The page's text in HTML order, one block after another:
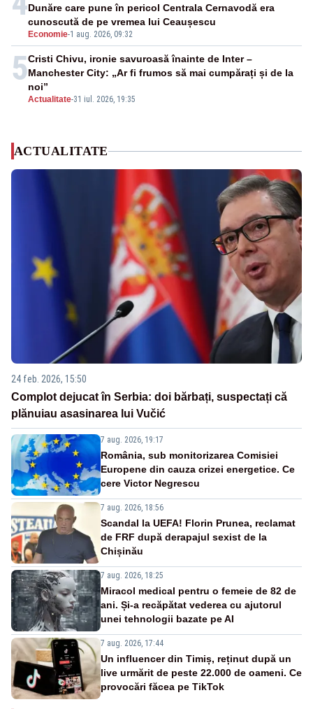
Economie-1 aug. 2026, 09:32
Dunăre care pune în pericol Centrala Cernavodă era
cunoscută de pe vremea lui Ceaușescu
5
Actualitate-31 iul. 2026, 19:35
Cristi Chivu, ironie savuroasă înainte de Inter –
Manchester City: „Ar fi frumos să mai cumpărați și de la
noi”
ACTUALITATE
24 feb. 2026, 15:50
Complot dejucat în Serbia: doi bărbați, suspectați că
plănuiau asasinarea lui Vučić
7 aug. 2026, 19:17
România, sub monitorizarea Comisiei
Europene din cauza crizei energetice. Ce
cere Victor Negrescu
7 aug. 2026, 18:56
Scandal la UEFA! Florin Prunea, reclamat
de FRF după derapajul sexist de la
Chișinău
7 aug. 2026, 18:25
Miracol medical pentru o femeie de 82 de
ani. Și-a recăpătat vederea cu ajutorul
unei tehnologii bazate pe AI
7 aug. 2026, 17:44
Un influencer din Timiș, reținut după un
live urmărit de peste 22.000 de oameni. Ce
provocări făcea pe TikTok